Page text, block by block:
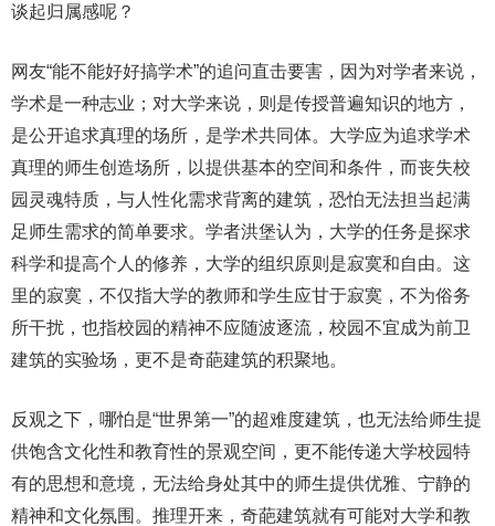
谈起归属感呢？
网友“能不能好好搞学术”的追问直击要害，因为对学者来说，
学术是一种志业；对大学来说，则是传授普遍知识的地方，
是公开追求真理的场所，是学术共同体。大学应为追求学术
真理的师生创造场所，以提供基本的空间和条件，而丧失校
园灵魂特质，与人性化需求背离的建筑，恐怕无法担当起满
足师生需求的简单要求。学者洪堡认为，大学的任务是探求
科学和提高个人的修养，大学的组织原则是寂寞和自由。这
里的寂寞，不仅指大学的教师和学生应甘于寂寞，不为俗务
所干扰，也指校园的精神不应随波逐流，校园不宜成为前卫
建筑的实验场，更不是奇葩建筑的积聚地。
反观之下，哪怕是“世界第一”的超难度建筑，也无法给师生提
供饱含文化性和教育性的景观空间，更不能传递大学校园特
有的思想和意境，无法给身处其中的师生提供优雅、宁静的
精神和文化氛围。推理开来，奇葩建筑就有可能对大学和教